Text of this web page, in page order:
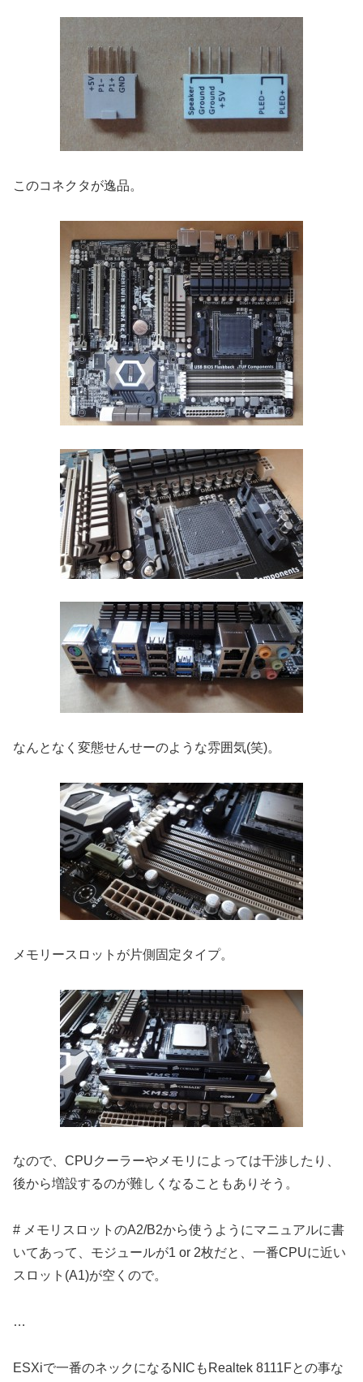
このコネクタが逸品。
なんとなく変態せんせーのような雰囲気(笑)。
メモリースロットが片側固定タイプ。
なので、CPUクーラーやメモリによっては干渉したり、
後から増設するのが難しくなることもありそう。
# メモリスロットのA2/B2から使うようにマニュアルに書
いてあって、モジュールが1 or 2枚だと、一番CPUに近い
スロット(A1)が空くので。
…
ESXiで一番のネックになるNICもRealtek 8111Fとの事な